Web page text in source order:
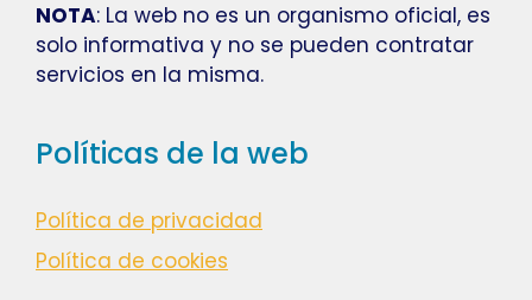
NOTA: La web no es un organismo oficial, es
solo informativa y no se pueden contratar
servicios en la misma.
Políticas de la web
Política de privacidad
Política de cookies